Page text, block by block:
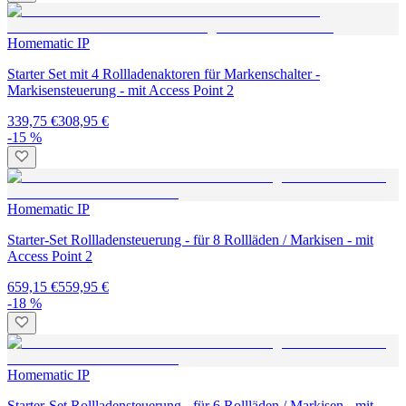
Homematic IP
Starter Set mit 4 Rollladenaktoren für Markenschalter -
Markisensteuerung - mit Access Point 2
339,75 €308,95 €
-15 %
Homematic IP
Starter-Set Rollladensteuerung - für 8 Rollläden / Markisen - mit
Access Point 2
659,15 €559,95 €
-18 %
Homematic IP